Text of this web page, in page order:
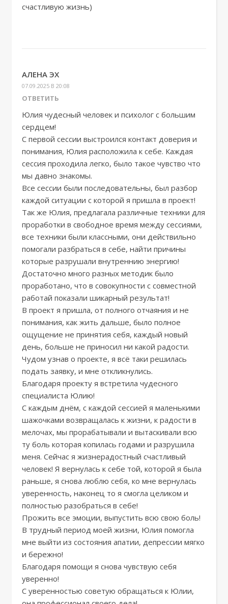
счастливую жизнь)
АЛЕНА ЭХ
07.09.2025 В 20:08
ОТВЕТИТЬ
Юлия чудесный человек и психолог с большим
сердцем!
С первой сессии выстроился контакт доверия и
понимания, Юлия расположила к себе. Каждая
сессия проходила легко, было такое чувство что
мы давно знакомы.
Все сессии были последовательны, был разбор
каждой ситуации с которой я пришла в проект!
Так же Юлия, предлагала различные техники для
проработки в свободное время между сессиями,
все техники были классными, они действильно
помогали разбраться в себе, найти причины
которые разрушали внутреннию энергию!
Достаточно много разных методик было
проработано, что в совокупности с совместной
работай показали шикарный результат!
В проект я пришла, от полного отчаяния и не
понимания, как жить дальше, было полное
ощущение не принятия себя, каждый новый
день, больше не приносил ни какой радости.
Чудом узнав о проекте, я всё таки решилась
подать заявку, и мне откликнулись.
Благодаря проекту я встретила чудесного
специалиста Юлию!
С каждым днём, с каждой сессией я маленькими
шажочками возвращалась к жизни, к радости в
мелочах, мы прорабатывали и вытаскивали всю
ту боль которая копилась годами и разрушила
меня. Сейчас я жизнерадостный счастливый
человек! Я вернулась к себе той, которой я была
раньше, я снова люблю себя, ко мне вернулась
уверенность, наконец то я смогла целиком и
полностью разобраться в себе!
Прожить все эмоции, выпустить всю свою боль!
В трудный период моей жизни, Юлия помогла
мне выйти из состояния апатии, депрессии мягко
и бережно!
Благодаря помощи я снова чувствую себя
уверенно!
С уверенностью советую обращаться к Юлии,